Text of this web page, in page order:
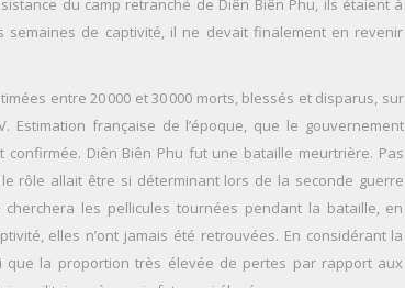
du camp retranché de Diên Biên Phu, ils étaient à
semaines de captivité, il ne devait finalement en revenir
entre 20 000 et 30 000 morts, blessés et disparus, sur
Estimation française de l’époque, que le gouvernement
confirmée. Diên Biên Phu fut une bataille meurtrière. Pas
le rôle allait être si déterminant lors de la seconde guerre
cherchera les pellicules tournées pendant la bataille, en
elles n’ont jamais été retrouvées. En considérant la
la proportion très élevée de pertes par rapport aux